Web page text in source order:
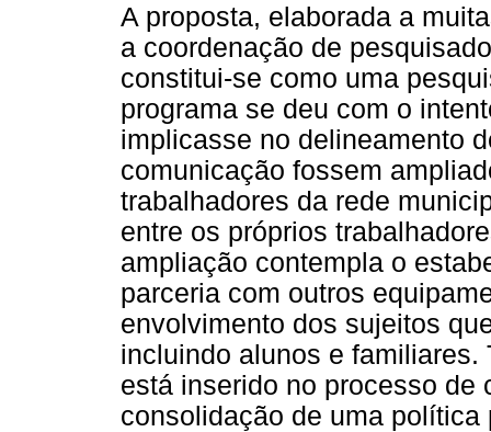
A proposta, elaborada a
a coordenação de
constitui-se como uma
programa se deu com o
implicasse no delineamento
comunicação fossem
trabalhadores da rede
entre os próprios
ampliação contempla o
parceria com outros
envolvimento dos sujeitos
incluindo alunos e familiares.
está inserido no processo de
consolidação de uma política